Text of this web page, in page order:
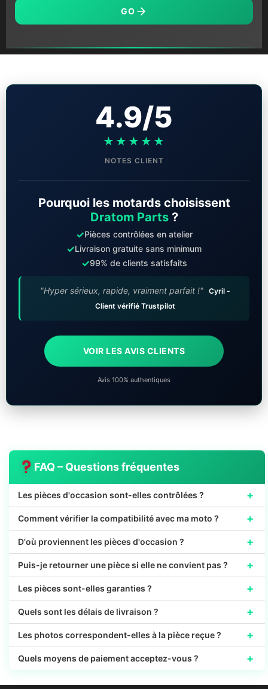
GO
4.9/5
★★★★★
NOTES CLIENT
Pourquoi les motards choisissent
Dratom Parts?
✓Pièces contrôlées en atelier
✓Livraison gratuite sans minimum
✓99% de clients satisfaits
"Hyper sérieux, rapide, vraiment parfait !" Cyril -
Client vérifié Trustpilot
VOIR LES AVIS CLIENTS
Avis 100% authentiques
FAQ – Questions fréquentes
Les pièces d'occasion sont-elles contrôlées ? +
Comment vérifier la compatibilité avec ma moto ? +
D'où proviennent les pièces d'occasion ? +
Puis-je retourner une pièce si elle ne convient pas ? +
Les pièces sont-elles garanties ? +
Quels sont les délais de livraison ? +
Les photos correspondent-elles à la pièce reçue ? +
Quels moyens de paiement acceptez-vous ? +